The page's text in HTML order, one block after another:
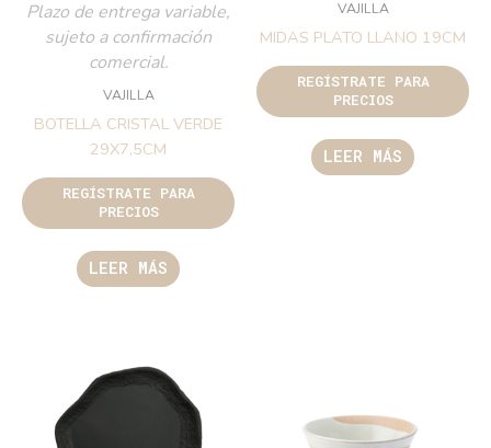
Plazo de entrega variable,
sujeto a confirmación
comercial.
VAJILLA
BOTELLA CRISTAL VERDE
29X7,5CM
REGÍSTRATE PARA
PRECIOS
LEER MÁS
VAJILLA
MIDAS PLATO LLANO 19CM
REGÍSTRATE PARA
PRECIOS
LEER MÁS